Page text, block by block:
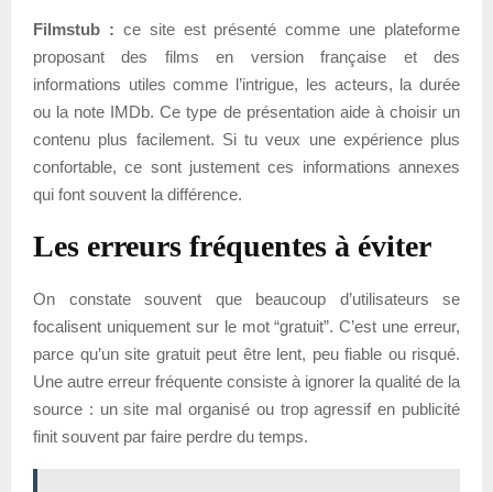
Filmstub : ce site est présenté comme une plateforme
proposant des films en version française et des
informations utiles comme l’intrigue, les acteurs, la durée
ou la note IMDb. Ce type de présentation aide à choisir un
contenu plus facilement. Si tu veux une expérience plus
confortable, ce sont justement ces informations annexes
qui font souvent la différence.
Les erreurs fréquentes à éviter
On constate souvent que beaucoup d’utilisateurs se
focalisent uniquement sur le mot “gratuit”. C’est une erreur,
parce qu’un site gratuit peut être lent, peu fiable ou risqué.
Une autre erreur fréquente consiste à ignorer la qualité de la
source : un site mal organisé ou trop agressif en publicité
finit souvent par faire perdre du temps.